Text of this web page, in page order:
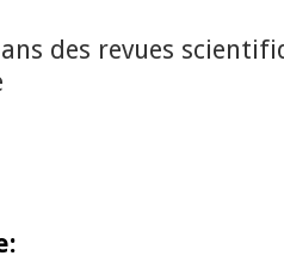
des revues